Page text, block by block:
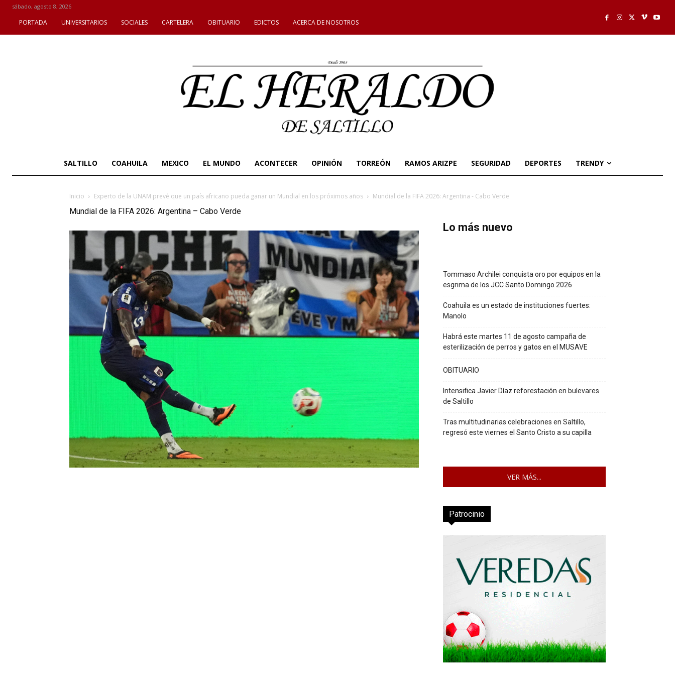
sábado, agosto 8, 2026
PORTADA UNIVERSITARIOS SOCIALES CARTELERA OBITUARIO EDICTOS ACERCA DE NOSOTROS
SALTILLO COAHUILA MEXICO EL MUNDO ACONTECER OPINIÓN TORREÓN RAMOS ARIZPE SEGURIDAD DEPORTES TRENDY
Inicio Experto de la UNAM prevé que un país africano pueda ganar un Mundial en los próximos años Mundial de la FIFA 2026: Argentina - Cabo Verde
Mundial de la FIFA 2026: Argentina – Cabo Verde
Lo más nuevo
Tommaso Archilei conquista oro por equipos en la
esgrima de los JCC Santo Domingo 2026
Coahuila es un estado de instituciones fuertes:
Manolo
Habrá este martes 11 de agosto campaña de
esterilización de perros y gatos en el MUSAVE
OBITUARIO
Intensifica Javier Díaz reforestación en bulevares
de Saltillo
Tras multitudinarias celebraciones en Saltillo,
regresó este viernes el Santo Cristo a su capilla
VER MÁS...
Patrocinio